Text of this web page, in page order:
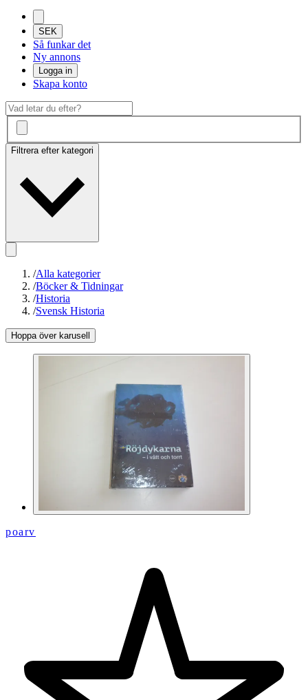
SEK
Så funkar det
Ny annons
Logga in
Skapa konto
Filtrera efter kategori
/Alla kategorier
/Böcker & Tidningar
/Historia
/Svensk Historia
Hoppa över karusell
poarv